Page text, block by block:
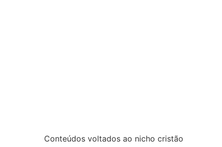
Conteúdos voltados ao nicho cristão